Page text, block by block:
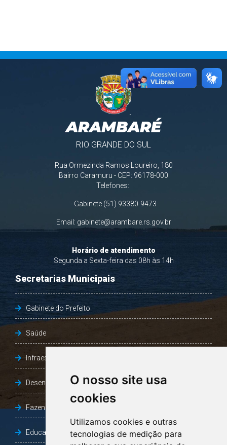
O nosso site usa
cookies
Utilizamos cookies e outras
tecnologias de medição para
ARAMBARÉ
RIO GRANDE DO SUL
Rua Ormezinda Ramos Loureiro, 180
Bairro Caramuru - CEP: 96178-000
Telefones:
- Gabinete (51) 93380-9473
Email: gabinete@arambare.rs.gov.br
Horário de atendimento
Segunda a Sexta-feira das 08h às 14h
Secretarias Municipais
Gabinete do Prefeito
Saúde
Infraestrutura, Agricultura e Meio Ambiente
Desenvolvimento Social
Fazenda e Desenvolvimento Econômico
Educação